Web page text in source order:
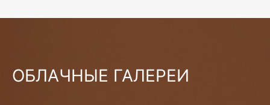
ОБЛАЧНЫЕ ГАЛЕРЕИ